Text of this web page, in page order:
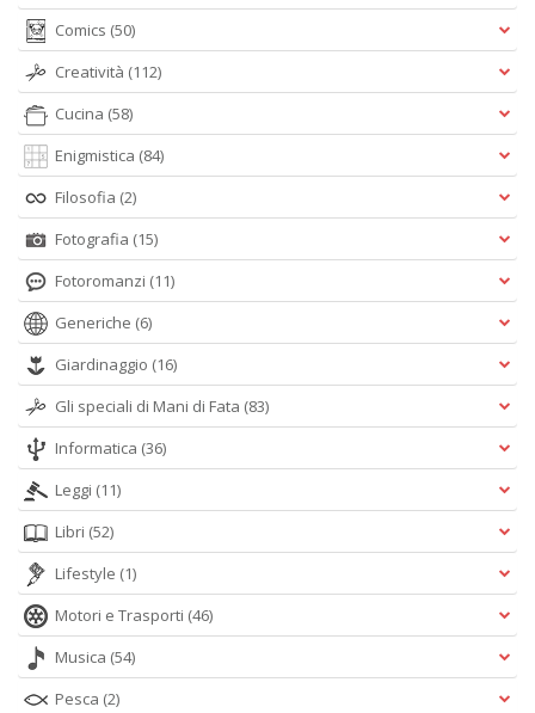
Comics (50)
Creatività (112)
Cucina (58)
Enigmistica (84)
Filosofia (2)
Fotografia (15)
Fotoromanzi (11)
Generiche (6)
Giardinaggio (16)
Gli speciali di Mani di Fata (83)
Informatica (36)
Leggi (11)
Libri (52)
Lifestyle (1)
Motori e Trasporti (46)
Musica (54)
Pesca (2)